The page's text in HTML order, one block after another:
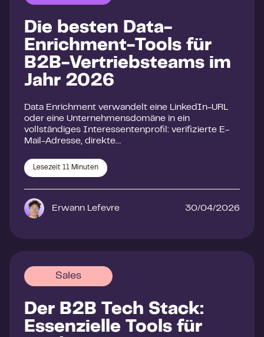
Die besten Data-
Enrichment-Tools für
B2B-Vertriebsteams im
Jahr 2026
Data Enrichment verwandelt eine LinkedIn-URL
oder eine Unternehmensdomäne in ein
vollständiges Interessentenprofil: verifizierte E-
Mail-Adresse, direkte…
Lesezeit 11 Minuten
Erwann Lefevre 30/04/2026
Sales
Der B2B Tech Stack:
Essenzielle Tools für